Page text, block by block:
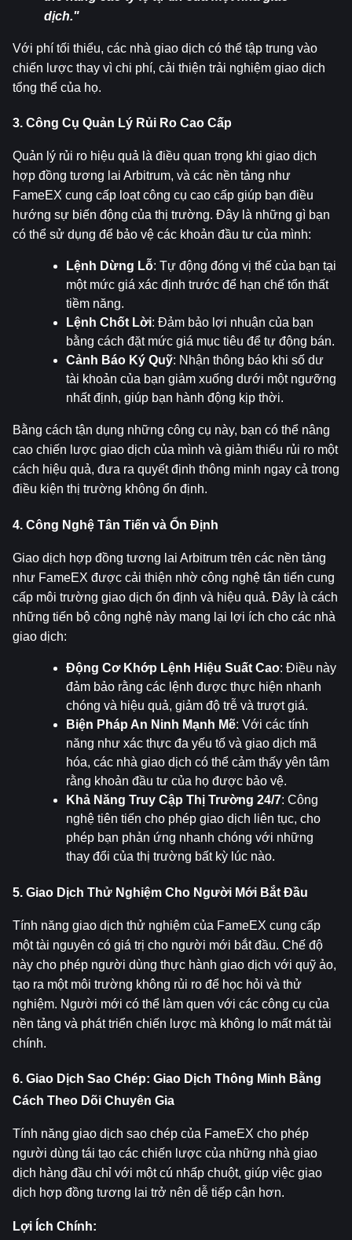
dịch."
Với phí tối thiểu, các nhà giao dịch có thể tập trung vào
chiến lược thay vì chi phí, cải thiện trải nghiệm giao dịch
tổng thể của họ.
3. Công Cụ Quản Lý Rủi Ro Cao Cấp
Quản lý rủi ro hiệu quả là điều quan trọng khi giao dịch
hợp đồng tương lai Arbitrum, và các nền tảng như
FameEX cung cấp loạt công cụ cao cấp giúp bạn điều
hướng sự biến động của thị trường. Đây là những gì bạn
có thể sử dụng để bảo vệ các khoản đầu tư của mình:
Lệnh Dừng Lỗ: Tự động đóng vị thế của bạn tại
một mức giá xác định trước để hạn chế tổn thất
tiềm năng.
Lệnh Chốt Lời: Đảm bảo lợi nhuận của bạn
bằng cách đặt mức giá mục tiêu để tự động bán.
Cảnh Báo Ký Quỹ: Nhận thông báo khi số dư
tài khoản của bạn giảm xuống dưới một ngưỡng
nhất định, giúp bạn hành động kịp thời.
Bằng cách tận dụng những công cụ này, bạn có thể nâng
cao chiến lược giao dịch của mình và giảm thiểu rủi ro một
cách hiệu quả, đưa ra quyết định thông minh ngay cả trong
điều kiện thị trường không ổn định.
4. Công Nghệ Tân Tiến và Ổn Định
Giao dịch hợp đồng tương lai Arbitrum trên các nền tảng
như FameEX được cải thiện nhờ công nghệ tân tiến cung
cấp môi trường giao dịch ổn định và hiệu quả. Đây là cách
những tiến bộ công nghệ này mang lại lợi ích cho các nhà
giao dịch:
Động Cơ Khớp Lệnh Hiệu Suất Cao: Điều này
đảm bảo rằng các lệnh được thực hiện nhanh
chóng và hiệu quả, giảm độ trễ và trượt giá.
Biện Pháp An Ninh Mạnh Mẽ: Với các tính
năng như xác thực đa yếu tố và giao dịch mã
hóa, các nhà giao dịch có thể cảm thấy yên tâm
rằng khoản đầu tư của họ được bảo vệ.
Khả Năng Truy Cập Thị Trường 24/7: Công
nghệ tiên tiến cho phép giao dịch liên tục, cho
phép bạn phản ứng nhanh chóng với những
thay đổi của thị trường bất kỳ lúc nào.
5. Giao Dịch Thử Nghiệm Cho Người Mới Bắt Đầu
Tính năng giao dịch thử nghiệm của FameEX cung cấp
một tài nguyên có giá trị cho người mới bắt đầu. Chế độ
này cho phép người dùng thực hành giao dịch với quỹ ảo,
tạo ra một môi trường không rủi ro để học hỏi và thử
nghiệm. Người mới có thể làm quen với các công cụ của
nền tảng và phát triển chiến lược mà không lo mất mát tài
chính.
6. Giao Dịch Sao Chép: Giao Dịch Thông Minh Bằng
Cách Theo Dõi Chuyên Gia
Tính năng giao dịch sao chép của FameEX cho phép
người dùng tái tạo các chiến lược của những nhà giao
dịch hàng đầu chỉ với một cú nhấp chuột, giúp việc giao
dịch hợp đồng tương lai trở nên dễ tiếp cận hơn.
Lợi Ích Chính: